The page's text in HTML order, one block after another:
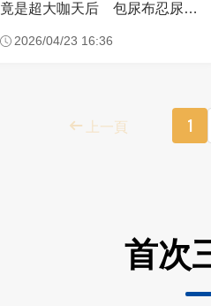
竟是超大咖天后 包尿布忍尿5
2026/04/23 16:36
上一頁 1
首次